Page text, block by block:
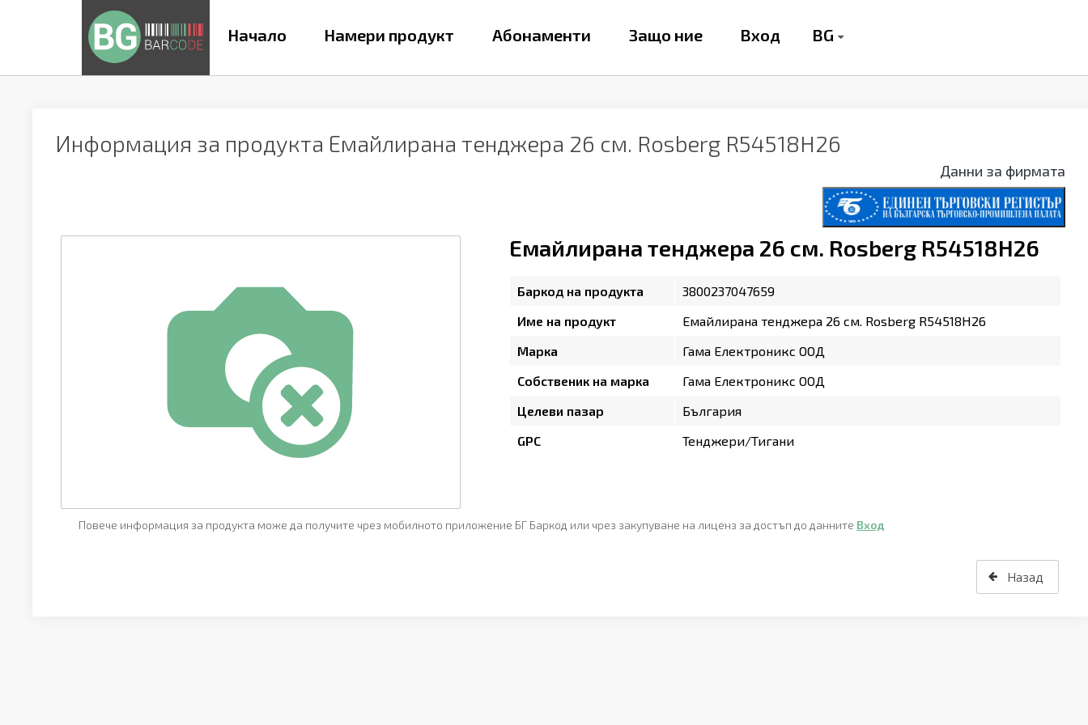
Начало Намери продукт Абонаменти Защо ние Вход BG
Информация за продукта Емайлирана тенджера 26 см. Rosberg R54518H26
Данни за фирмата
Емайлирана тенджера 26 см. Rosberg R54518H26
Баркод на продукта
3800237047659
Име на продукт
Емайлирана тенджера 26 см. Rosberg R54518H26
Марка
Гама Електроникс ООД
Собственик на марка
Гама Електроникс ООД
Целеви пазар
България
GPC
Тенджери/Тигани
Повече информация за продукта може да получите чрез мобилното приложение БГ Баркод или чрез закупуване на лиценз за достъп до данните Вход
Назад